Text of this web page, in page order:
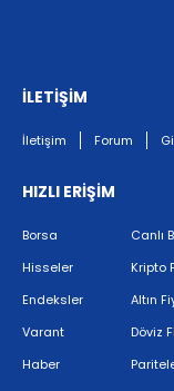
İLETİŞİM
İletişim Forum
HIZLI ERİŞİM
Borsa
Hisseler
Endeksler
Varant
Haber
Canlı
Kripto
Altın
Döviz